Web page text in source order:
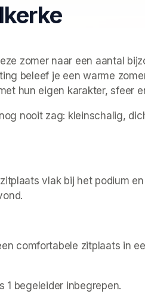
zomer naar een aantal
beleef je een warme
hun eigen karakter, sfeer
nooit zag: kleinschalig,
vlak bij het podium
comfortabele zitplaats in
1 begeleider inbegrepen.